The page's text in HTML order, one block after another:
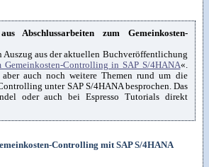
Abschlussarbeiten zum Gemeinkosten-
Auszug aus der aktuellen Buchveröffentlichung
Gemeinkosten-Controlling in SAP S/4HANA«.
aber auch noch weitere Themen rund um die
unter SAP S/4HANA besprochen. Das
oder auch bei Espresso Tutorials direkt
Controlling mit SAP S/4HANA